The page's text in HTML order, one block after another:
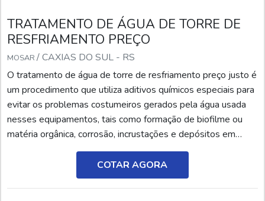
TRATAMENTO DE ÁGUA DE TORRE DE
RESFRIAMENTO PREÇO
MOSAR / CAXIAS DO SUL - RS
O tratamento de água de torre de resfriamento preço justo é
um procedimento que utiliza aditivos químicos especiais para
evitar os problemas costumeiros gerados pela água usada
nesses equipamentos, tais como formação de biofilme ou
matéria orgânica, corrosão, incrustações e depósitos em
geral formados nas persianas, enchimentos e bicos de
distribuição. Somente com um tratamento químico bem
condicionado é que se torna possível manter ou resgatar a
COTAR AGORA